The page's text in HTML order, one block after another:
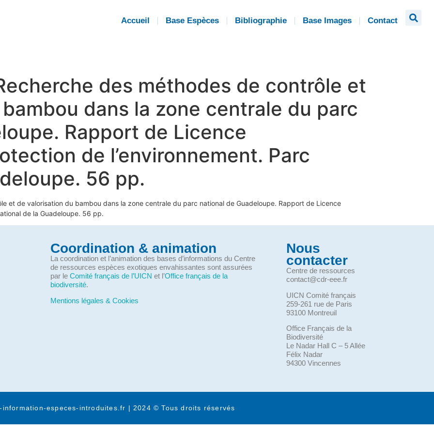
Accueil Base Espèces Bibliographie Base Images Contact
des méthodes de contrôle et
dans la zone centrale du parc
Rapport de Licence
de l’environnement. Parc
56 pp.
et de valorisation du bambou dans la zone centrale du parc national de Guadeloupe. Rapport de Licence
de la Guadeloupe. 56 pp.
Coordination & animation
La coordination et l’animation des bases d’informations du Centre
de ressources espèces exotiques envahissantes sont assurées
par le Comité français de l’UICN et l’Office français de la
biodiversité.
Mentions légales & Cookies
Nous
contacter
Centre de ressources
contact@cdr-eee.fr
UICN Comité français
259-261 rue de Paris
93100 Montreuil
Office Français de la
Biodiversité
Le Nadar Hall C – 5 Allée
Félix Nadar
94300 Vincennes
information-especes-introduites.fr | 2024 © Tous droits réservés